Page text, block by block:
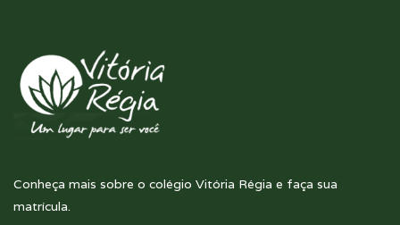
Conheça mais sobre o colégio Vitória Régia e faça sua
matrícula.